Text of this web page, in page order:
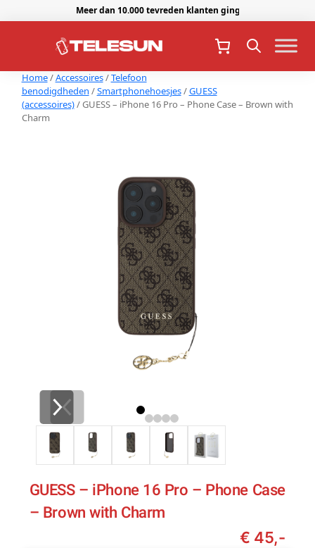
Meer dan 10.000 tevreden klanten gingen je voor.
Home/Accessoires/Telefoon
benodigdheden /Smartphonehoesjes/GUESS
(accessoires)/ GUESS – iPhone 16 Pro – Phone Case – Brown with
Charm
GUESS – iPhone 16 Pro – Phone Case
– Brown with Charm
€ 45,-